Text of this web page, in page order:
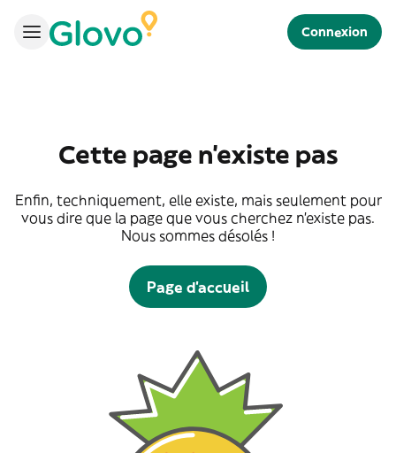
Connexion
Cette page n'existe pas
Enfin, techniquement, elle existe, mais seulement pour
vous dire que la page que vous cherchez n'existe pas.
Nous sommes désolés !
Page d'accueil